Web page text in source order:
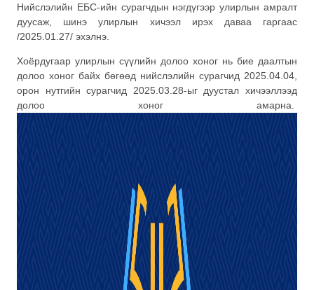
Нийслэлийн ЕБС-ийн сурагчдын нэгдүгээр улирлын амралт
дуусаж, шинэ улирлын хичээл ирэх даваа гаргаас
/2025.01.27/ эхэлнэ.
Хоёрдугаар улирлын сүүлийн долоо хоног нь бие даалтын
долоо хоног байх бөгөөд нийслэлийн сурагчид 2025.04.04,
орон нутгийн сурагчид 2025.03.28-ыг дуустал хичээллээд
долоо хоног амарна.